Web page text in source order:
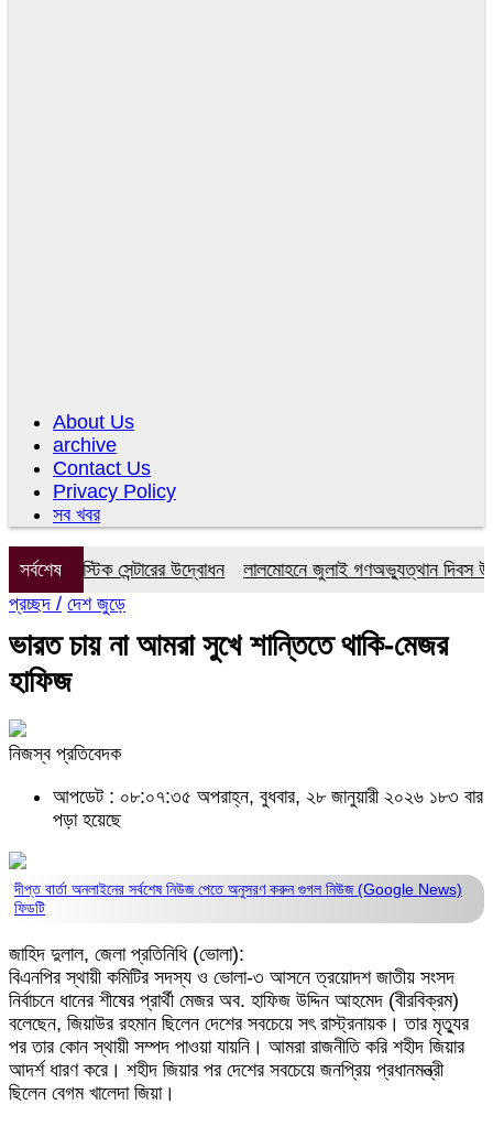
About Us
archive
Contact Us
Privacy Policy
সব খবর
সর্বশেষ সেন্টারের উদ্বোধন
লালমোহনে জুলাই গণঅভ্যুত্থান দিবস
প্রচ্ছদ / দেশ জুড়ে
ভারত চায় না আমরা সুখে শান্তিতে থাকি-মেজর
হাফিজ
নিজস্ব প্রতিবেদক
আপডেট : ০৮:০৭:৩৫ অপরাহ্ন, বুধবার, ২৮ জানুয়ারী ২০২৬ ১৮৩ বার
পড়া হয়েছে
দীপ্ত বার্তা অনলাইনের সর্বশেষ নিউজ পেতে অনুসরণ করুনগুগল নিউজ (Google News)
ফিডটি
জাহিদ দুলাল, জেলা প্রতিনিধি (ভোলা):
বিএনপির স্থায়ী কমিটির সদস্য ও ভোলা-৩ আসনে ত্রয়োদশ জাতীয় সংসদ
নির্বাচনে ধানের শীষের প্রার্থী মেজর অব. হাফিজ উদ্দিন আহমেদ (বীরবিক্রম)
বলেছেন, জিয়াউর রহমান ছিলেন দেশের সবচেয়ে সৎ রাস্ট্রনায়ক। তার মৃত্যুর
পর তার কোন স্থায়ী সম্পদ পাওয়া যায়নি। আমরা রাজনীতি করি শহীদ জিয়ার
আদর্শ ধারণ করে। শহীদ জিয়ার পর দেশের সবচেয়ে জনপ্রিয় প্রধানমন্ত্রী
ছিলেন বেগম খালেদা জিয়া।